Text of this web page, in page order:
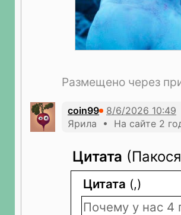
Размещено через
coin99
Ярила • На сайте 2
Цитата
Цитата (,)
Почему у нас 4